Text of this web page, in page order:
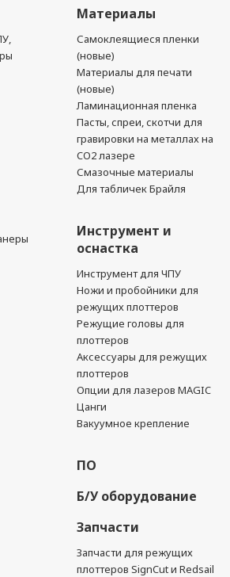
Материалы
Самоклеящиеся пленки
(новые)
Материалы для печати
(новые)
Ламинационная пленка
Пасты, спреи, скотчи для
гравировки на металлах на
CO2 лазере
Смазочные материалы
Для табличек Брайля
Инструмент и
оснастка
Инструмент для ЧПУ
Ножи и пробойники для
режущих плоттеров
Режущие головы для
плоттеров
Аксессуары для режущих
плоттеров
Опции для лазеров MAGIC
Цанги
Вакуумное крепление
ПО
Б/У оборудование
Запчасти
Запчасти для режущих
плоттеров SignCut и Redsail